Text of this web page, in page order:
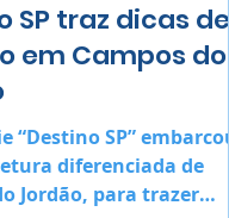
SP traz dicas de
em Campos do
“Destino SP” embarcou
diferenciada de
Jordão, para trazer